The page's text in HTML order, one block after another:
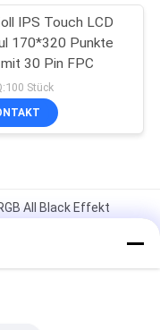
IPS Touch LCD
170*320 Punkte
30 Pin FPC
Stück
All Black Effekt
Pixel 25 Pins IPS Tft
Pixel 31 Pins